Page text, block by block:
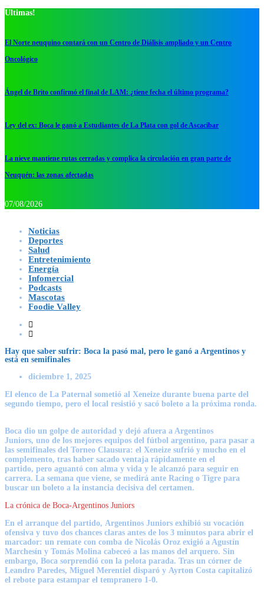
Ultimas!
El Norte neuquino contará con un Centro de Diálisis ampliado y un Centro
Oncológico
Ángel de Brito confirmó el final de LAM: ¿tiene fecha el último programa?
Ley del ex: Boca le ganó a Estudiantes de La Plata con gol de Ascacibar
La nieve mantiene rutas cerradas y complica la circulación en gran parte de
Neuquén: las zonas afectadas
07/08/2026
Noticias
Deportes
Salud
Entretenimiento
Energía
Infomercial
Podcasts
Mascotas
Foodie Valley
Hay que saber sufrir: Boca la pasó mal, pero le ganó a Argentinos y
está en semifinales
diciembre 1, 2025
El elenco de La Paternal sometió al Xeneize durante buena parte del
segundo tiempo, pero el local resistió y sacó boleto a la próxima ronda.
Boca dio un golpe de autoridad y dejó afuera a Argentinos
Juniors, uno de los mejores equipos del fútbol argentino, para pasar a
las semifinales del Torneo Clausura: el Xeneize sufrió y mucho en el
complemento, tras haber sacado ventaja rápidamente en el
partido, pero aguantó con alma y vida y le alcanzó para seguir en
carrera. La semana que viene, se medirá ante Racing o Tigre para
buscar un boleto a la instancia decisiva del certamen.
La crónica de Boca-Argentinos Juniors
En el arranque del partido, Argentinos Juniors exhibió su vocación
ofensiva y tuvo dos chances claras antes de los 3 minutos para abrir el
marcador: un remate con comba de Nicolás Oroz exigió a Agustín
Marchesín y Tomás Molina cabeceó a las manos del arquero. Sin
embargo, Boca sorprendió con la pelota parada. Tras un córner de
Leandro Paredes, Miguel Merentiel disparó y Ayrton Costa capitalizó
el rebote para estampar el tempranero 1-0.